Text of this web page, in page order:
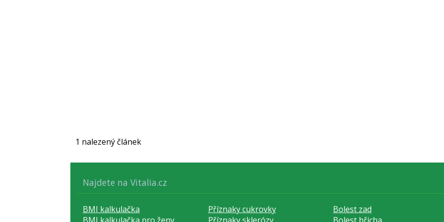
1 nalezený článek
Najdete na Vitalia.cz
BMI kalkulačka Příznaky cukrovky Bolest zad